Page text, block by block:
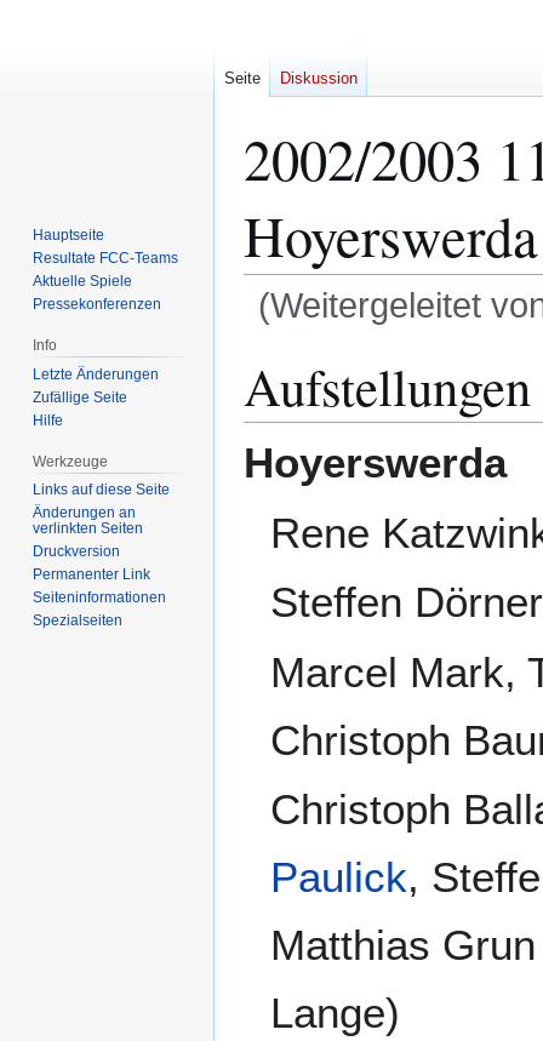
2002/2003
(Weitergeleitet
Navigation
springen
Suche
springen
Aufstellungen
Hoyerswerda
Rene
Steffen Dörner
Marcel Mark,
Christoph
Christoph
Paulick,
Matthias Grun
Lange)
Seite Diskussion
Hauptseite
Resultate FCC-Teams
Aktuelle Spiele
Pressekonferenzen
Info
Letzte Änderungen
Zufällige Seite
Hilfe
Werkzeuge
Links auf diese Seite
Änderungen an
verlinkten Seiten
Druckversion
Permanenter Link
Seiten­­informationen
Spezialseiten